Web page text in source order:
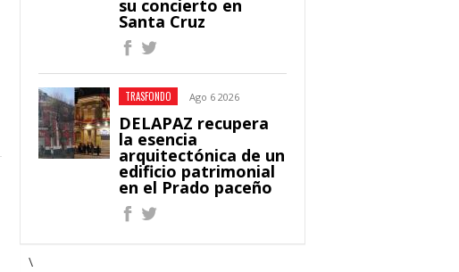
su concierto en
Santa Cruz
TRASFONDO Ago 6 2026
DELAPAZ recupera
la esencia
arquitectónica de un
edificio patrimonial
en el Prado paceño
\